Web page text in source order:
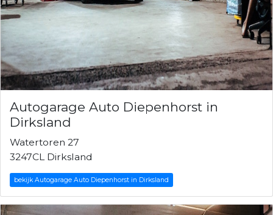
Autogarage Auto Diepenhorst in
Dirksland
Watertoren 27
3247CL Dirksland
bekijk Autogarage Auto Diepenhorst in Dirksland